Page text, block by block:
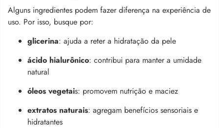
Alguns ingredientes podem fazer diferença na experiência de
uso. Por isso, busque por:
glicerina: ajuda a reter a hidratação da pele
ácido hialurônico: contribui para manter a umidade
natural
óleos vegetais: promovem nutrição e maciez
extratos naturais: agregam benefícios sensoriais e
hidratantes